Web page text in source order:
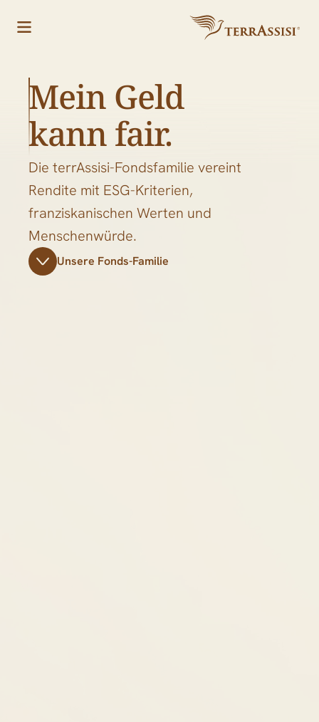
Mein Geld
kann fair.
Die terrAssisi-Fondsfamilie vereint
Rendite mit ESG-Kriterien,
franziskanischen Werten und
Menschenwürde.
Unsere Fonds-Familie